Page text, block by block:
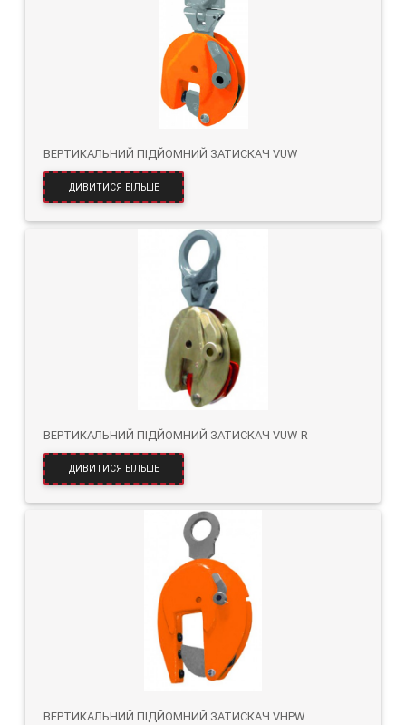
ВЕРТИКАЛЬНИЙ ПІДЙОМНИЙ ЗАТИСКАЧ VUW
ДИВИТИСЯ БІЛЬШЕ
ВЕРТИКАЛЬНИЙ ПІДЙОМНИЙ ЗАТИСКАЧ VUW-R
ДИВИТИСЯ БІЛЬШЕ
ВЕРТИКАЛЬНИЙ ПІДЙОМНИЙ ЗАТИСКАЧ VHPW